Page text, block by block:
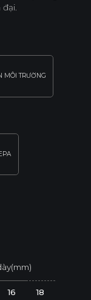
MÔI TRƯỜNG
16 18